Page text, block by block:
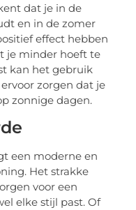
dat je in de
en in de zomer
effect hebben
je minder hoeft te
kan het gebruik
zorgen dat je
zonnige dagen.
een moderne en
Het strakke
voor een
elke stijl past. Of